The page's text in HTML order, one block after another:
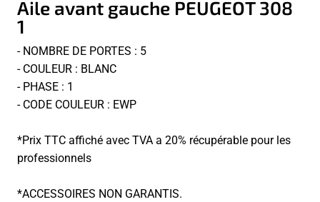
Aile avant gauche PEUGEOT 308
1
- NOMBRE DE PORTES : 5
- COULEUR : BLANC
- PHASE : 1
- CODE COULEUR : EWP
*Prix TTC affiché avec TVA a 20% récupérable pour les
professionnels
*ACCESSOIRES NON GARANTIS.